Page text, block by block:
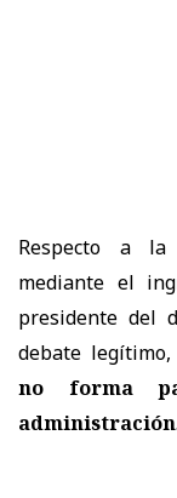
Respecto a
mediante el
presidente del
debate
no forma
administración.